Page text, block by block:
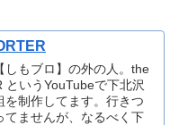
しもブロ】の外の人。the
というYouTubeで下北沢
を制作してます。行きつ
てませんが、なるべく下